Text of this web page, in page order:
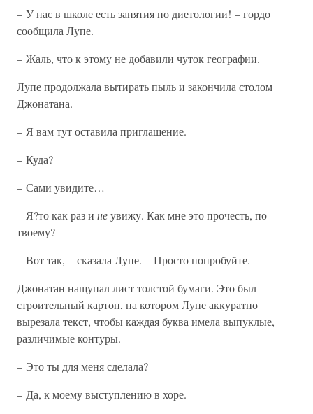
– У нас в школе есть занятия по диетологии! – гордо
сообщила Лупе.
– Жаль, что к этому не добавили чуток географии.
Лупе продолжала вытирать пыль и закончила столом
Джонатана.
– Я вам тут оставила приглашение.
– Куда?
– Сами увидите…
– Я?то как раз и неувижу. Как мне это прочесть, по-
твоему?
– Вот так, – сказала Лупе. – Просто попробуйте.
Джонатан нащупал лист толстой бумаги. Это был
строительный картон, на котором Лупе аккуратно
вырезала текст, чтобы каждая буква имела выпуклые,
различимые контуры.
– Это ты для меня сделала?
– Да, к моему выступлению в хоре.